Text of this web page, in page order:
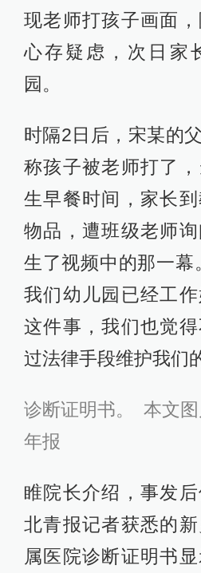
现老师打孩子画面
心存疑虑，次日家
园。
时隔2日后，宋某的
称孩子被老师打了
生早餐时间，家长
物品，遭班级老师
生了视频中的那一幕
我们幼儿园已经工
这件事，我们也觉
过法律手段维护我们
诊断证明书。 本文
年报
睢院长介绍，事发后
北青报记者获悉的
属医院诊断证明书